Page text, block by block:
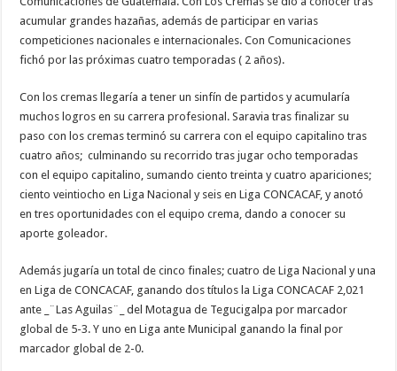
acumular grandes hazañas, además de participar en varias
competiciones nacionales e internacionales. Con Comunicaciones
fichó por las próximas cuatro temporadas ( 2 años).
Con los cremas llegaría a tener un sinfín de partidos y acumularía
muchos logros en su carrera profesional. Saravia tras finalizar su
paso con los cremas terminó su carrera con el equipo capitalino tras
cuatro años; culminando su recorrido tras jugar ocho temporadas
con el equipo capitalino, sumando ciento treinta y cuatro apariciones;
ciento veintiocho en Liga Nacional y seis en Liga CONCACAF, y anotó
en tres oportunidades con el equipo crema, dando a conocer su
aporte goleador.
Además jugaría un total de cinco finales; cuatro de Liga Nacional y una
en Liga de CONCACAF, ganando dos títulos la Liga CONCACAF 2,021
ante _¨Las Aguilas¨_ del Motagua de Tegucigalpa por marcador
global de 5-3. Y uno en Liga ante Municipal ganando la final por
marcador global de 2-0.